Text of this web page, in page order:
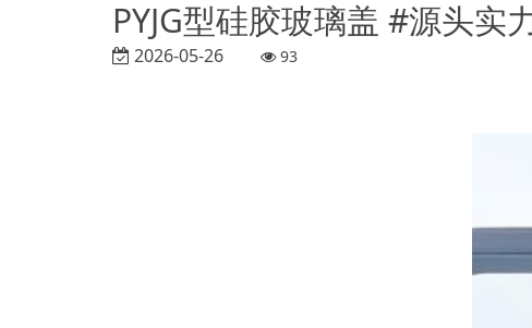
PYJG型硅胶玻璃盖 #源头
2026-05-26 93